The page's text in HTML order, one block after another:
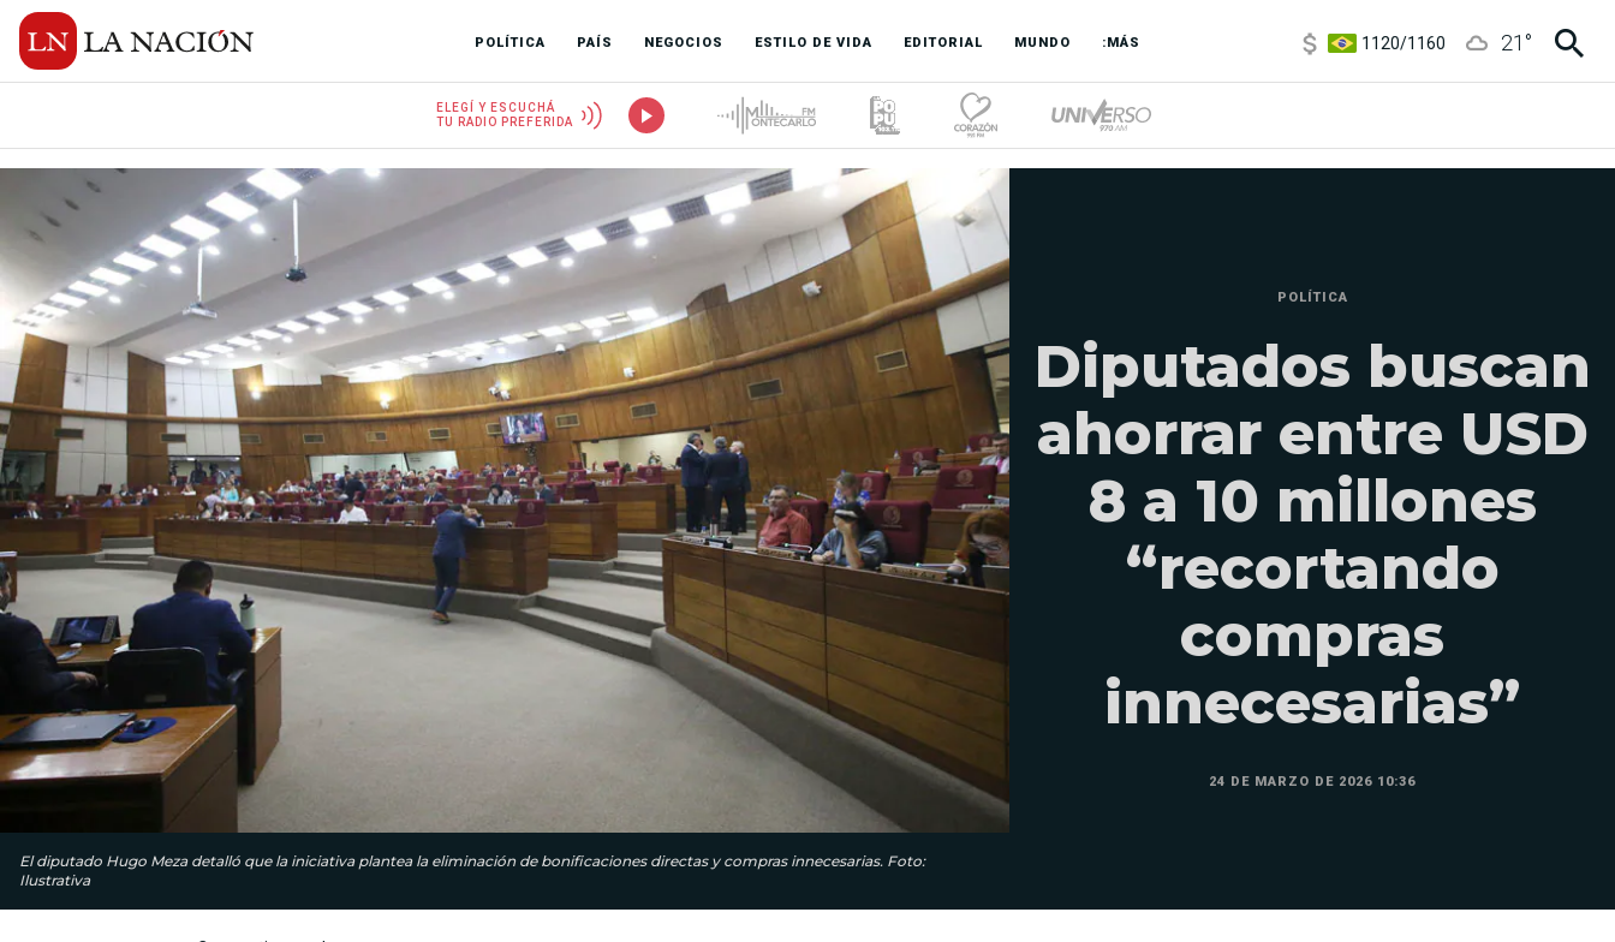
POLÍTICA PAÍS NEGOCIOS ESTILO DE VIDA EDITORIAL MUNDO :MÁS
3,6/3,9
21 °
ELEGÍ Y ESCUCHÁ
TU RADIO PREFERIDA
El diputado Hugo Meza detalló que la iniciativa plantea la eliminación de bonificaciones directas y compras innecesarias. Foto:
Ilustrativa
POLÍTICA
Diputados buscan
ahorrar entre USD
8 a 10 millones
“recortando
compras
innecesarias”
24 DE MARZO DE 2026 10:36